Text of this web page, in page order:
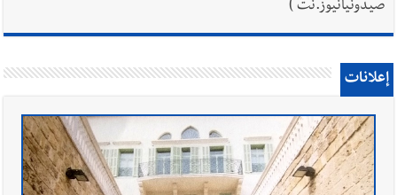
صيدونيانيوز.نت )
إعلانات